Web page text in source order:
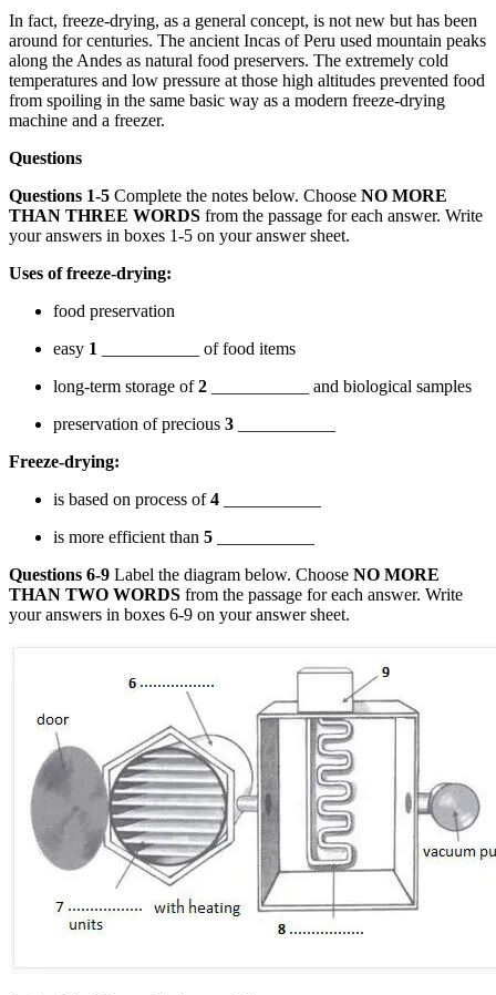
In fact, freeze-drying, as a general concept, is not new but has been
around for centuries. The ancient Incas of Peru used mountain peaks
along the Andes as natural food preservers. The extremely cold
temperatures and low pressure at those high altitudes prevented food
from spoiling in the same basic way as a modern freeze-drying
machine and a freezer.
Questions
Questions 1-5 Complete the notes below. Choose NO MORE
THAN THREE WORDS from the passage for each answer. Write
your answers in boxes 1-5 on your answer sheet.
Uses of freeze-drying:
food preservation
easy 1
___________ of food items
long-term storage of2 ___________ and biological samples
preservation of precious 3
Freeze-drying:
is based on process of4
is more efficient than 5
Questions 6-9 Label the diagram below. Choose NO MORE
THAN TWO WORDS from the passage for each answer. Write
your answers in boxes 6-9 on your answer sheet.